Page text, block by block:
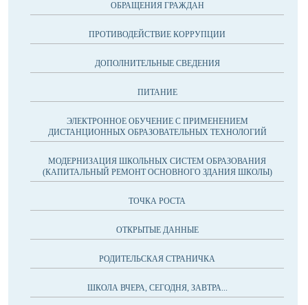
ОБРАЩЕНИЯ ГРАЖДАН
ПРОТИВОДЕЙСТВИЕ КОРРУПЦИИ
ДОПОЛНИТЕЛЬНЫЕ СВЕДЕНИЯ
ПИТАНИЕ
ЭЛЕКТРОННОЕ ОБУЧЕНИЕ С ПРИМЕНЕНИЕМ
ДИСТАНЦИОННЫХ ОБРАЗОВАТЕЛЬНЫХ ТЕХНОЛОГИЙ
МОДЕРНИЗАЦИЯ ШКОЛЬНЫХ СИСТЕМ ОБРАЗОВАНИЯ
(КАПИТАЛЬНЫЙ РЕМОНТ ОСНОВНОГО ЗДАНИЯ ШКОЛЫ)
ТОЧКА РОСТА
ОТКРЫТЫЕ ДАННЫЕ
РОДИТЕЛЬСКАЯ СТРАНИЧКА
ШКОЛА ВЧЕРА, СЕГОДНЯ, ЗАВТРА...